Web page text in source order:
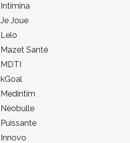
Intimina
Je Joue
Lelo
Mazet Santé
MDTI
kGoal
Medintim
Néobulle
Puissante
Innovo